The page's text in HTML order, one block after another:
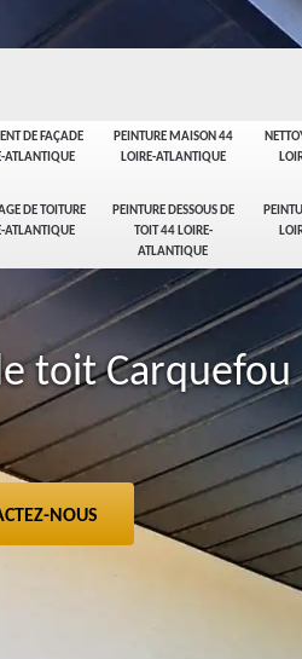
DE FAÇADE
ATLANTIQUE
PEINTURE MAISON 44
LOIRE-ATLANTIQUE
DE TOITURE
ATLANTIQUE
PEINTURE DESSOUS DE
TOIT 44 LOIRE-
ATLANTIQUE
toit Carquefou
NOUS